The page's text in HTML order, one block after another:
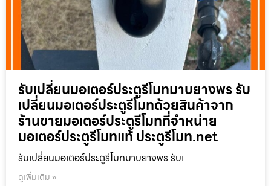
รับเปลี่ยนมอเตอร์ประตูรีโมทมาบยางพร รับ
เปลี่ยนมอเตอร์ประตูรีโมทด้วยสินค้าจาก
ร้านขายมอเตอร์ประตูรีโมทที่จำหน่าย
มอเตอร์ประตูรีโมทแท้ ประตูรีโมท.net
รับเปลี่ยนมอเตอร์ประตูรีโมทมาบยางพร รับเ
ดูเพิ่มเติม »